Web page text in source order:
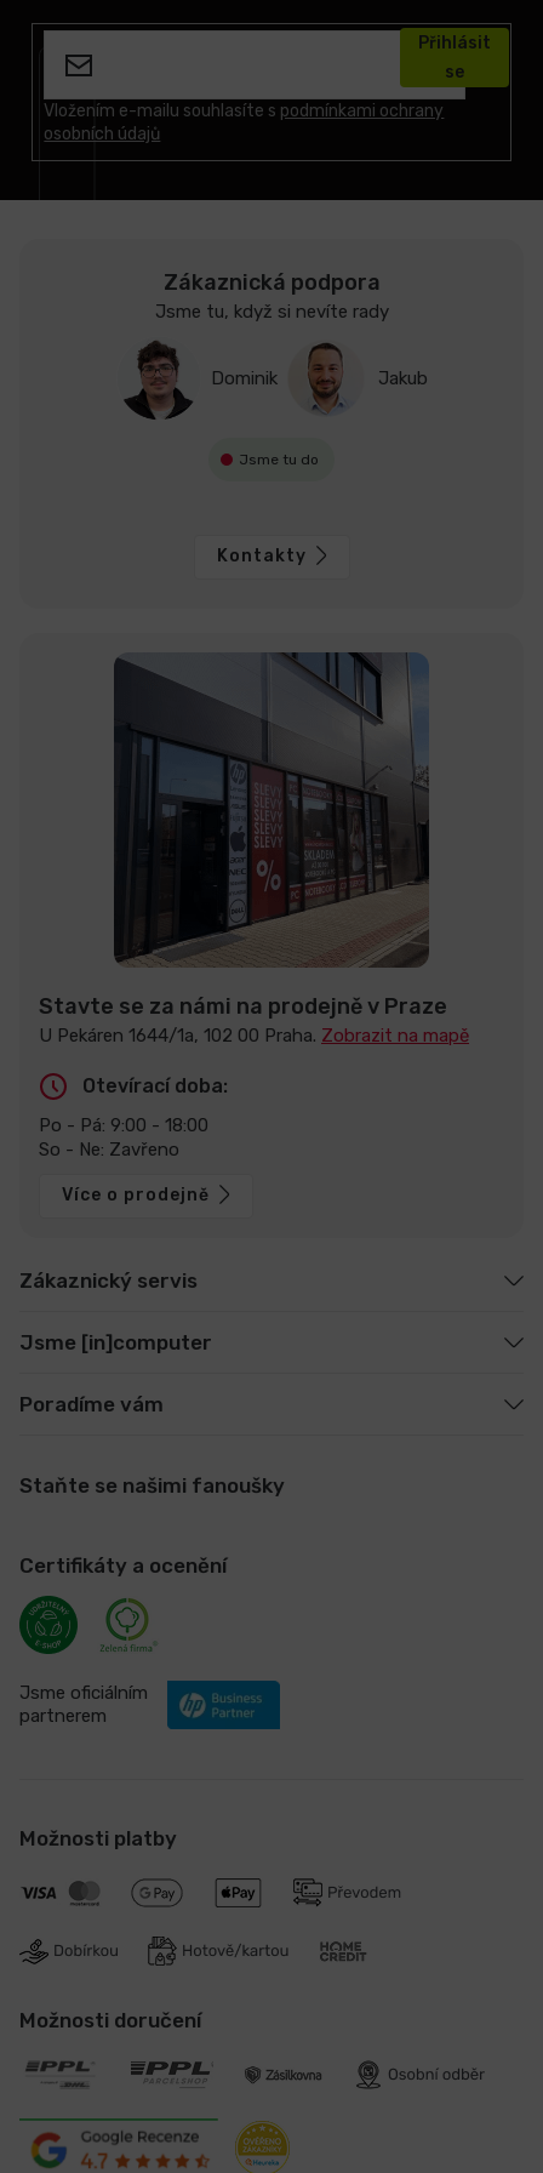
Vložením e-mailu souhlasíte s podmínkami ochrany
osobních údajů
Přihlásit
se
Zákaznická podpora
Jsme tu, když si nevíte rady
Dominik Jakub
Jsme tu do
Kontakty
Stavte se za námi na prodejně v Praze
U Pekáren 1644/1a, 102 00 Praha. Zobrazit na mapě
Otevírací doba:
Po - Pá: 9:00 - 18:00
So - Ne: Zavřeno
Více o prodejně
Zákaznický servis
Jsme [in]computer
Poradíme vám
Staňte se našimi fanoušky
Certifikáty a ocenění
Jsme oficiálním
partnerem
Možnosti platby
Možnosti doručení